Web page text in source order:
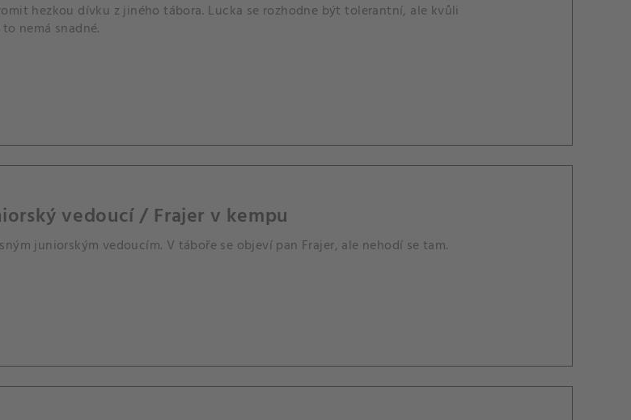
hezkou dívku z jiného tábora. Lucka se rozhodne být tolerantní, ale kvůli
nemá snadné.
vedoucí / Frajer v kempu
juniorským vedoucím. V táboře se objeví pan Frajer, ale nehodí se tam.